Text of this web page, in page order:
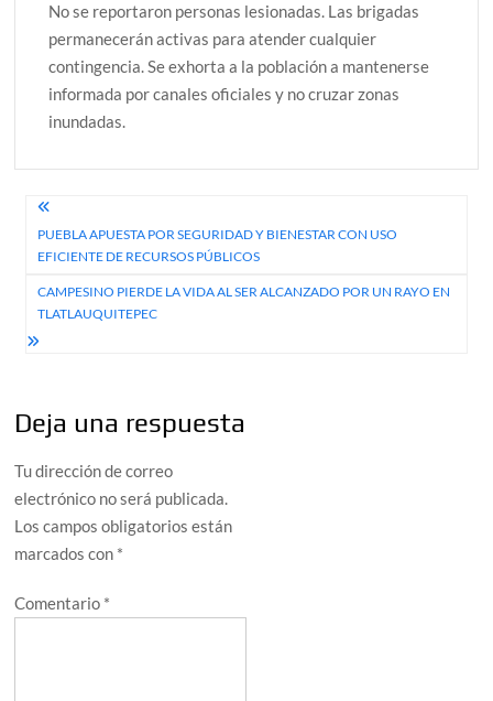
No se reportaron personas lesionadas. Las brigadas
permanecerán activas para atender cualquier
contingencia. Se exhorta a la población a mantenerse
informada por canales oficiales y no cruzar zonas
inundadas.
Navegación
de
entradas
PUEBLA APUESTA POR SEGURIDAD Y BIENESTAR CON USO
EFICIENTE DE RECURSOS PÚBLICOS
CAMPESINO PIERDE LA VIDA AL SER ALCANZADO POR UN RAYO EN
TLATLAUQUITEPEC
Deja una respuesta
Tu dirección de correo
electrónico no será publicada.
Los campos obligatorios están
marcados con *
Comentario *